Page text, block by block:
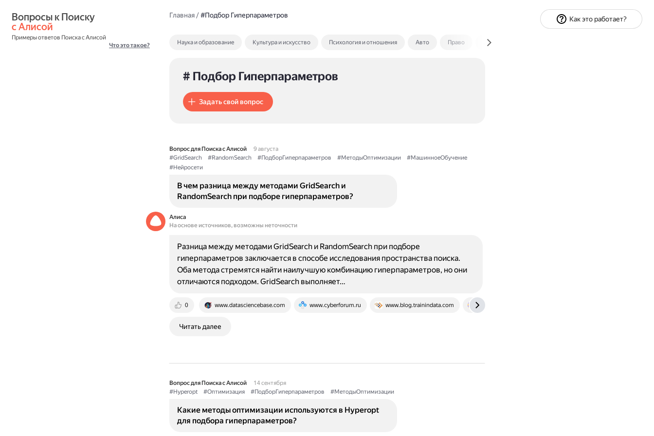
с Алисой
Примеры ответов Поиска с Алисой
Что это такое?
Главная/#Подбор Гиперпараметров
Наука и образование Культура и искусство Психология и отношения Авто Право Экономика и финансы
# Подбор Гиперпараметров
Задать свой вопрос
Вопрос для Поиска с Алисой
9 августа
#GridSearch
#RandomSearch #ПодборГиперпараметров #МетодыОптимизации
#МашинноеОбучение
#Нейросети
В чем разница между методами GridSearch и
RandomSearch при подборе гиперпараметров?
Алиса
На основе источников, возможны неточности
0 www.datasciencebase.com www.cyberforum.ru www.blog.trainindata.com education.yandex.ru
Разница между методами GridSearch и RandomSearch при подборе
гиперпараметров заключается в способе исследования пространства поиска.
Оба метода стремятся найти наилучшую комбинацию гиперпараметров, но они
отличаются подходом. GridSearch выполняет…
Читать далее
Вопрос для Поиска с Алисой
14 сентября
#Hyperopt
#Оптимизация #ПодборГиперпараметров #МетодыОптимизации
Какие методы оптимизации используются в Hyperopt
для подбора гиперпараметров?
Как это работает?